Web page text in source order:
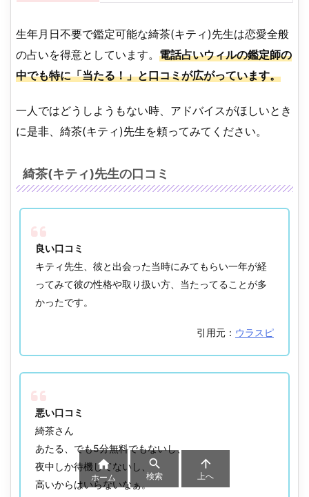
生年月日不要で鑑定可能な綺茶(キティ)先生は恋愛全般
の占いを得意としています。 電話占いウィルの鑑定師の
中でも特に「当たる！」と口コミが広がっています。
一人ではどうしようもない時、アドバイスがほしいとき
に是非、綺茶(キティ)先生を頼ってみてください。
綺茶(キティ)先生の口コミ
良い口コミ
キティ先生、彼と出会った当時にみてもらい一年が経
ってみて彼の性格や取り扱い方、当たってることが多
かったです。
引用元： ウラスピ
悪い口コミ
綺茶さん
あたる、でも5分無料でもないし、
夜中しか待機してないし、
高いからはいらないなぁ。

ホーム

検索

上へ